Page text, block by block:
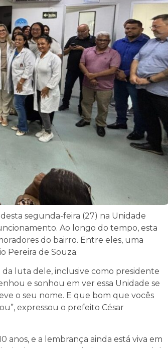
segunda-feira (27) na Unidade
Ao longo do tempo, esta
do bairro. Entre eles, uma
Pereira de Souza.
luta dele, inclusive como presidente
e sonhou em ver essa Unidade se
o seu nome. E que bom que vocês
expressou o prefeito César
anos, e a lembrança ainda está viva em